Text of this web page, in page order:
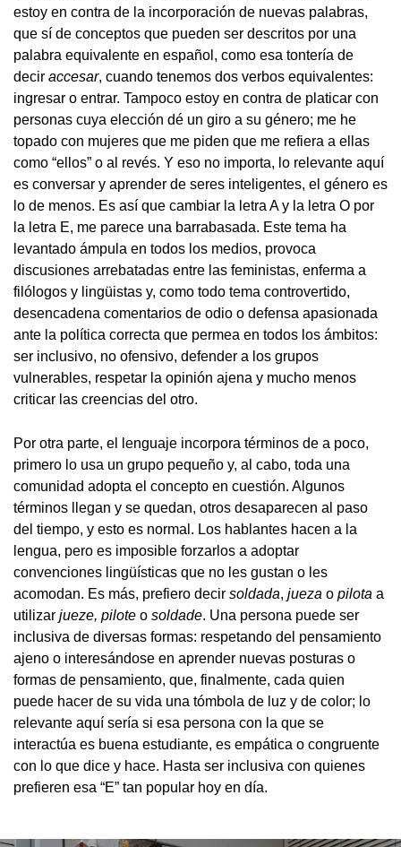
estoy en contra de la incorporación de nuevas palabras,
que sí de conceptos que pueden ser descritos por una
palabra equivalente en español, como esa tontería de
decir accesar, cuando tenemos dos verbos equivalentes:
ingresar o entrar. Tampoco estoy en contra de platicar con
personas cuya elección dé un giro a su género; me he
topado con mujeres que me piden que me refiera a ellas
como “ellos” o al revés. Y eso no importa, lo relevante aquí
es conversar y aprender de seres inteligentes, el género es
lo de menos. Es así que cambiar la letra A y la letra O por
la letra E, me parece una barrabasada. Este tema ha
levantado ámpula en todos los medios, provoca
discusiones arrebatadas entre las feministas, enferma a
filólogos y lingüistas y, como todo tema controvertido,
desencadena comentarios de odio o defensa apasionada
ante la política correcta que permea en todos los ámbitos:
ser inclusivo, no ofensivo, defender a los grupos
vulnerables, respetar la opinión ajena y mucho menos
criticar las creencias del otro.
Por otra parte, el lenguaje incorpora términos de a poco,
primero lo usa un grupo pequeño y, al cabo, toda una
comunidad adopta el concepto en cuestión. Algunos
términos llegan y se quedan, otros desaparecen al paso
del tiempo, y esto es normal. Los hablantes hacen a la
lengua, pero es imposible forzarlos a adoptar
convenciones lingüísticas que no les gustan o les
acomodan. Es más, prefiero decir soldada, jueza o pilota a
utilizar jueze, pilote o soldade. Una persona puede ser
inclusiva de diversas formas: respetando del pensamiento
ajeno o interesándose en aprender nuevas posturas o
formas de pensamiento, que, finalmente, cada quien
puede hacer de su vida una tómbola de luz y de color; lo
relevante aquí sería si esa persona con la que se
interactúa es buena estudiante, es empática o congruente
con lo que dice y hace. Hasta ser inclusiva con quienes
prefieren esa “E” tan popular hoy en día.